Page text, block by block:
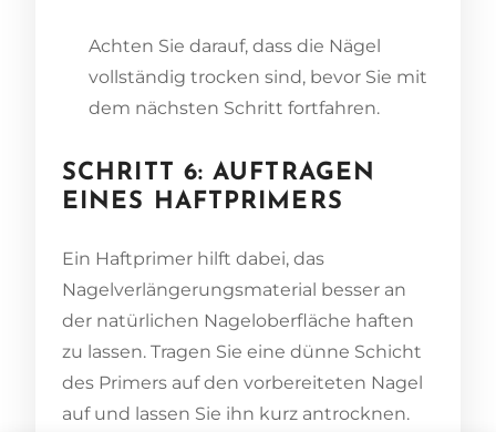
Achten Sie darauf, dass die Nägel
vollständig trocken sind, bevor Sie mit
dem nächsten Schritt fortfahren.
SCHRITT 6: AUFTRAGEN
EINES HAFTPRIMERS
Ein Haftprimer hilft dabei, das
Nagelverlängerungsmaterial besser an
der natürlichen Nageloberfläche haften
zu lassen. Tragen Sie eine dünne Schicht
des Primers auf den vorbereiteten Nagel
auf und lassen Sie ihn kurz antrocknen.